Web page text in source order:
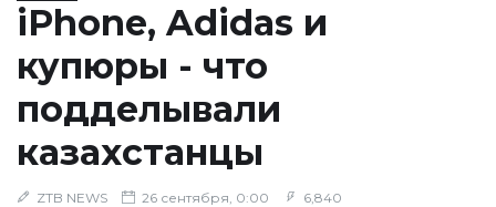
iPhone, Adidas и
купюры - что
подделывали
казахстанцы
ZTB NEWS 26 сентября, 0:00 6,840